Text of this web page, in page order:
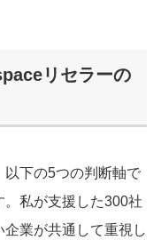
リセラーの
以下の5つの判断軸で
。私が支援した300社
業が共通して重視し